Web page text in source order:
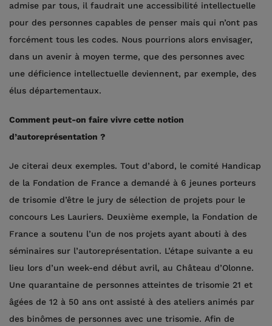
admise par tous, il faudrait une accessibilité intellectuelle
pour des personnes capables de penser mais qui n’ont pas
forcément tous les codes. Nous pourrions alors envisager,
dans un avenir à moyen terme, que des personnes avec
une déficience intellectuelle deviennent, par exemple, des
élus départementaux.
Comment peut-on faire vivre cette notion
d’autoreprésentation ?
Je citerai deux exemples. Tout d’abord, le comité Handicap
de la Fondation de France a demandé à 6 jeunes porteurs
de trisomie d’être le jury de sélection de projets pour le
concours Les Lauriers. Deuxième exemple, la Fondation de
France a soutenu l’un de nos projets ayant abouti à des
séminaires sur l’autoreprésentation. L’étape suivante a eu
lieu lors d’un week-end début avril, au Château d’Olonne.
Une quarantaine de personnes atteintes de trisomie 21 et
âgées de 12 à 50 ans ont assisté à des ateliers animés par
des binômes de personnes avec une trisomie. Afin de